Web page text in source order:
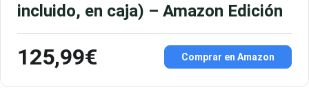
incluido, en caja) – Amazon Edición
125,99€ Comprar en Amazon